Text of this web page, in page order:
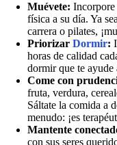
Muévete: Incorpore
física a su día. Ya
carrera o pilates,
Priorizar Dormir:
horas de calidad
dormir que te ayude
Come con
fruta, verdura,
Sáltate la comida a
menudo: ¡es
Mantente
con sus seres